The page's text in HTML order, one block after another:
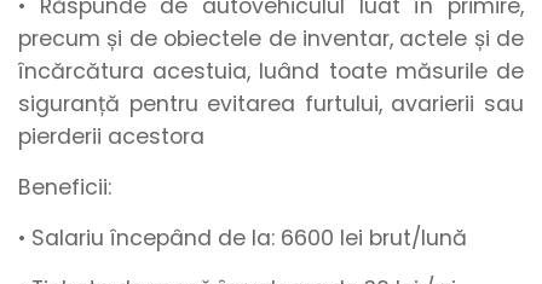
• Răspunde de autovehiculul luat în primire,
precum și de obiectele de inventar, actele și de
încărcătura acestuia, luând toate măsurile de
siguranță pentru evitarea furtului, avarierii sau
pierderii acestora
Beneficii:
• Salariu începând de la: 6600 lei brut/lună